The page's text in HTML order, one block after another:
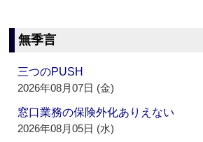
無季言
三つのPUSH
2026年08月07日 (金)
窓口業務の保険外化ありえない
2026年08月05日 (水)